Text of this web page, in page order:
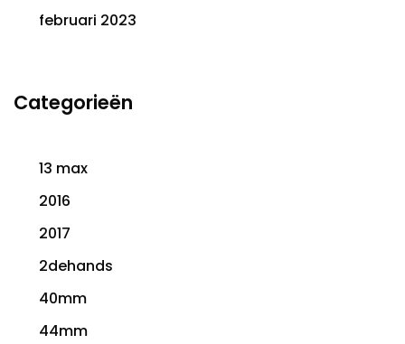
februari 2023
Categorieën
13 max
2016
2017
2dehands
40mm
44mm